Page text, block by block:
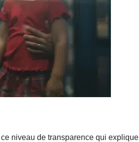
niveau de transparence qui explique